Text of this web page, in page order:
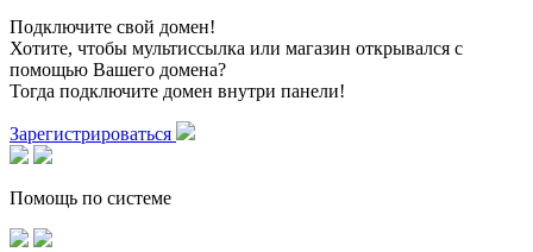
Подключите свой домен!
Хотите, чтобы мультиссылка или магазин открывался с
помощью Вашего домена?
Тогда подключите домен внутри панели!
Зарегистрироваться
Помощь по системе